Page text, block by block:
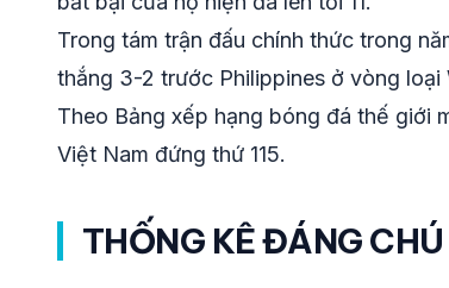
Trong tám trận đấu chính thức trong
thắng 3-2 trước Philippines ở vòng loại
Theo Bảng xếp hạng bóng đá thế giới
Việt Nam đứng thứ 115.
THỐNG KÊ ĐÁNG